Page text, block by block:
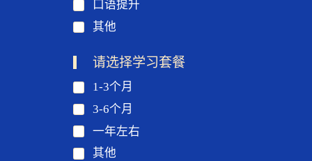
口语提升
其他
请选择学习套餐
1-3个月
3-6个月
一年左右
其他